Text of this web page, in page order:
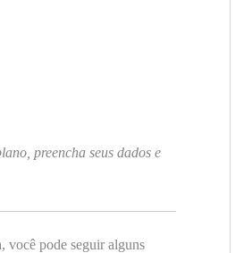
preencha seus dados e
você pode seguir alguns